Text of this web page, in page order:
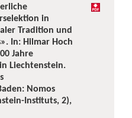
in
Tradition und
In: Hilmar Hoch
Jahre
Liechtenstein.
Nomos
Instituts, 2),